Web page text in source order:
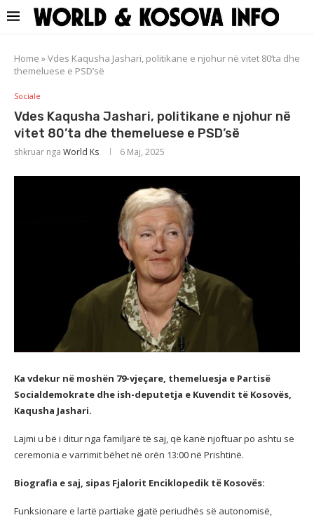
Home »Vdes Kaqusha Jashari, politikane e njohur në vitet 80’ta dhe
themeluese e PSD’së
Sociale
Vdes Kaqusha Jashari, politikane e njohur në
vitet 80’ta dhe themeluese e PSD’së
shkruar nga World Ks 6 Maj, 2025
Ka vdekur në moshën 79-vjeçare, themeluesja e Partisë
Socialdemokrate dhe ish-deputetja e Kuvendit të Kosovës,
Kaqusha Jashari.
Lajmi u bë i ditur nga familjarë të saj, që kanë njoftuar po ashtu se
ceremonia e varrimit bëhet në orën 13:00 në Prishtinë.
Biografia e saj, sipas Fjalorit Enciklopedik të Kosovës:
Funksionare e lartë partiake gjatë periudhës së autonomisë,